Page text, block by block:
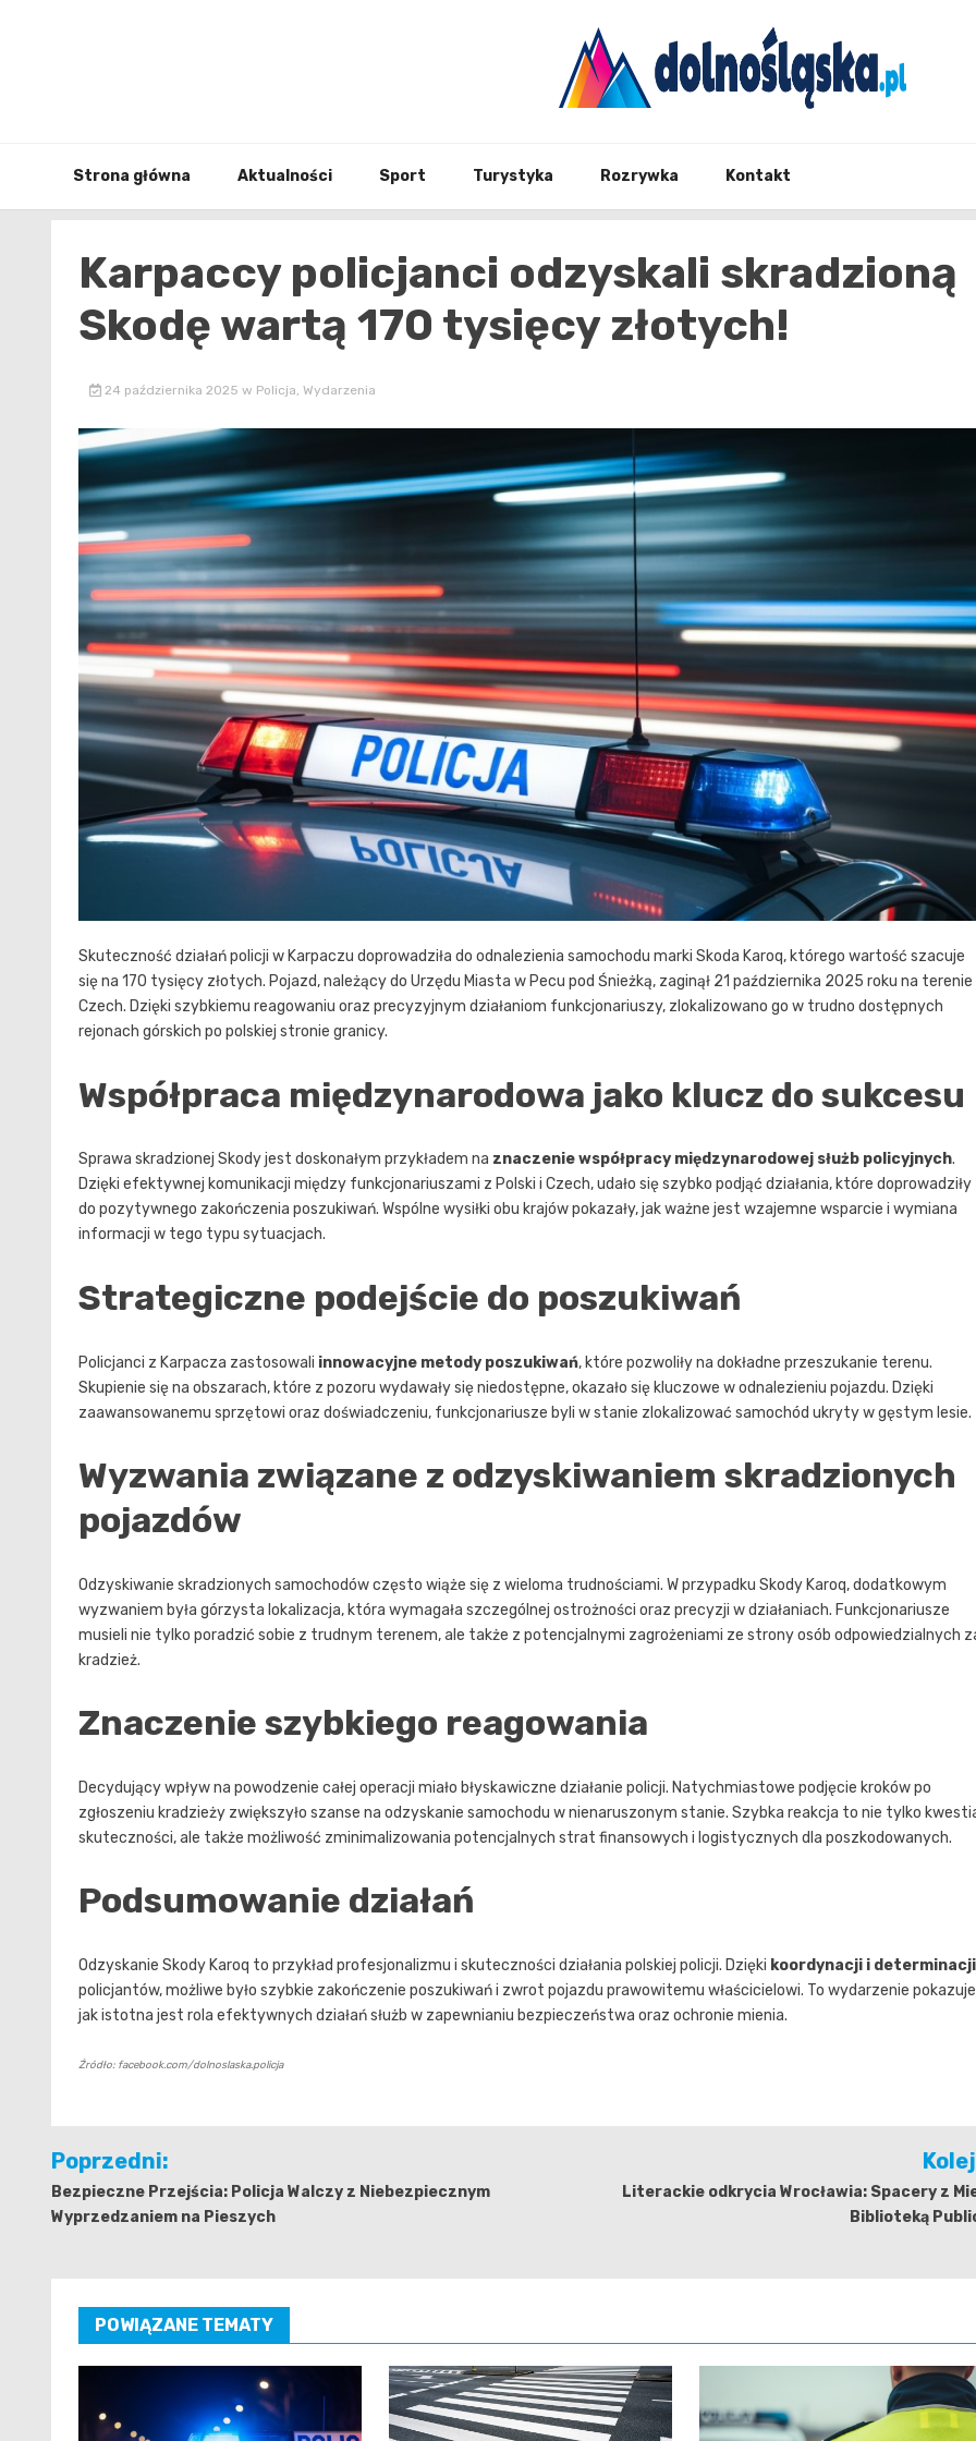
Strona główna Aktualności Sport Turystyka Rozrywka Kontakt
Karpaccy policjanci odzyskali skradzioną
Skodę wartą 170 tysięcy złotych!
24 października 2025 w Policja, Wydarzenia
Skuteczność działań policji w Karpaczu doprowadziła do odnalezienia samochodu marki Skoda Karoq, którego wartość szacuje
się na 170 tysięcy złotych. Pojazd, należący do Urzędu Miasta w Pecu pod Śnieżką, zaginął 21 października 2025 roku na terenie
Czech. Dzięki szybkiemu reagowaniu oraz precyzyjnym działaniom funkcjonariuszy, zlokalizowano go w trudno dostępnych
rejonach górskich po polskiej stronie granicy.
Współpraca międzynarodowa jako klucz do sukcesu
Sprawa skradzionej Skody jest doskonałym przykładem na znaczenie współpracy międzynarodowej służb policyjnych.
Dzięki efektywnej komunikacji między funkcjonariuszami z Polski i Czech, udało się szybko podjąć działania, które doprowadziły
do pozytywnego zakończenia poszukiwań. Wspólne wysiłki obu krajów pokazały, jak ważne jest wzajemne wsparcie i wymiana
informacji w tego typu sytuacjach.
Strategiczne podejście do poszukiwań
Policjanci z Karpacza zastosowali innowacyjne metody poszukiwań, które pozwoliły na dokładne przeszukanie terenu.
Skupienie się na obszarach, które z pozoru wydawały się niedostępne, okazało się kluczowe w odnalezieniu pojazdu. Dzięki
zaawansowanemu sprzętowi oraz doświadczeniu, funkcjonariusze byli w stanie zlokalizować samochód ukryty w gęstym lesie.
Wyzwania związane z odzyskiwaniem skradzionych
pojazdów
Odzyskiwanie skradzionych samochodów często wiąże się z wieloma trudnościami. W przypadku Skody Karoq, dodatkowym
wyzwaniem była górzysta lokalizacja, która wymagała szczególnej ostrożności oraz precyzji w działaniach. Funkcjonariusze
musieli nie tylko poradzić sobie z trudnym terenem, ale także z potencjalnymi zagrożeniami ze strony osób odpowiedzialnych
kradzież.
Znaczenie szybkiego reagowania
Decydujący wpływ na powodzenie całej operacji miało błyskawiczne działanie policji. Natychmiastowe podjęcie kroków po
zgłoszeniu kradzieży zwiększyło szanse na odzyskanie samochodu w nienaruszonym stanie. Szybka reakcja to nie tylko
skuteczności, ale także możliwość zminimalizowania potencjalnych strat finansowych i logistycznych dla poszkodowanych.
Podsumowanie działań
Odzyskanie Skody Karoq to przykład profesjonalizmu i skuteczności działania polskiej policji. Dzięki koordynacji i determinacji
policjantów, możliwe było szybkie zakończenie poszukiwań i zwrot pojazdu prawowitemu właścicielowi. To wydarzenie
jak istotna jest rola efektywnych działań służb w zapewnianiu bezpieczeństwa oraz ochronie mienia.
Źródło: facebook.com/dolnoslaska.policja
Nawigacja
wpisu
Poprzedni:
Bezpieczne Przejścia: Policja Walczy z Niebezpiecznym
Wyprzedzaniem na Pieszych
Literackie odkrycia Wrocławia: Spacery z
Biblioteką
POWIĄZANE TEMATY